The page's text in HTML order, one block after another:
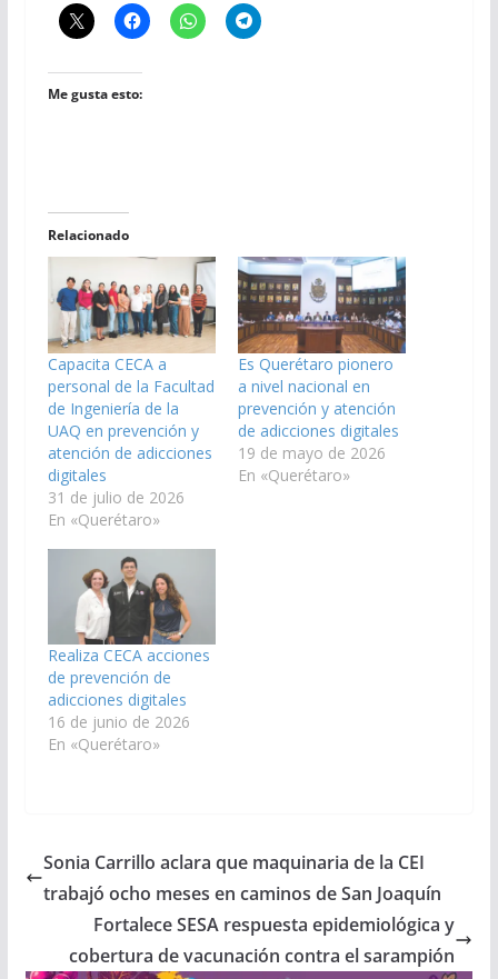
Me gusta esto:
Relacionado
Capacita CECA a
personal de la Facultad
de Ingeniería de la
UAQ en prevención y
atención de adicciones
digitales
31 de julio de 2026
En «Querétaro»
Es Querétaro pionero
a nivel nacional en
prevención y atención
de adicciones digitales
19 de mayo de 2026
En «Querétaro»
Realiza CECA acciones
de prevención de
adicciones digitales
16 de junio de 2026
En «Querétaro»
Sonia Carrillo aclara que maquinaria de la CEI
trabajó ocho meses en caminos de San Joaquín
Fortalece SESA respuesta epidemiológica y
cobertura de vacunación contra el sarampión